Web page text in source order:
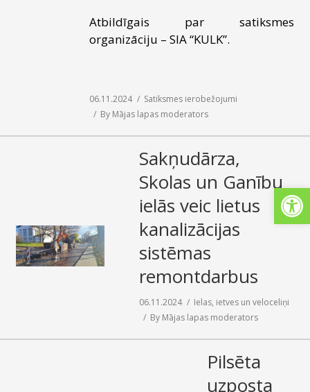
Atbildīgais par satiksmes
organizāciju – SIA “KULK”.
06.11.2024
Satiksmes ierobežojumi
By Mājas lapas moderators
Sakņudārza,
Skolas un Ganību
ielās veic lietus
kanalizācijas
sistēmas
remontdarbus
06.11.2024
Ielas, ietves un veloceliņi
By Mājas lapas moderators
Pilsēta
uzposta